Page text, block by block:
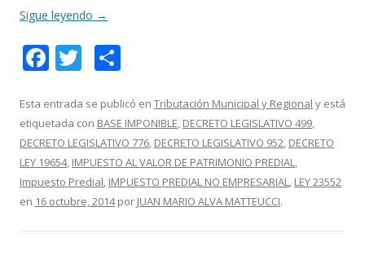
Sigue leyendo →
F
e
b
o
o
k
T
itt
er
m
p
ar
ti
r
Esta entrada se publicó en Tributación Municipal y Regional y está
etiquetada con BASE IMPONIBLE, DECRETO LEGISLATIVO 499,
DECRETO LEGISLATIVO 776, DECRETO LEGISLATIVO 952, DECRETO
LEY 19654, IMPUESTO AL VALOR DE PATRIMONIO PREDIAL,
Impuesto Predial, IMPUESTO PREDIAL NO EMPRESARIAL, LEY 23552
en 16 octubre, 2014por JUAN MARIO ALVA MATTEUCCI.